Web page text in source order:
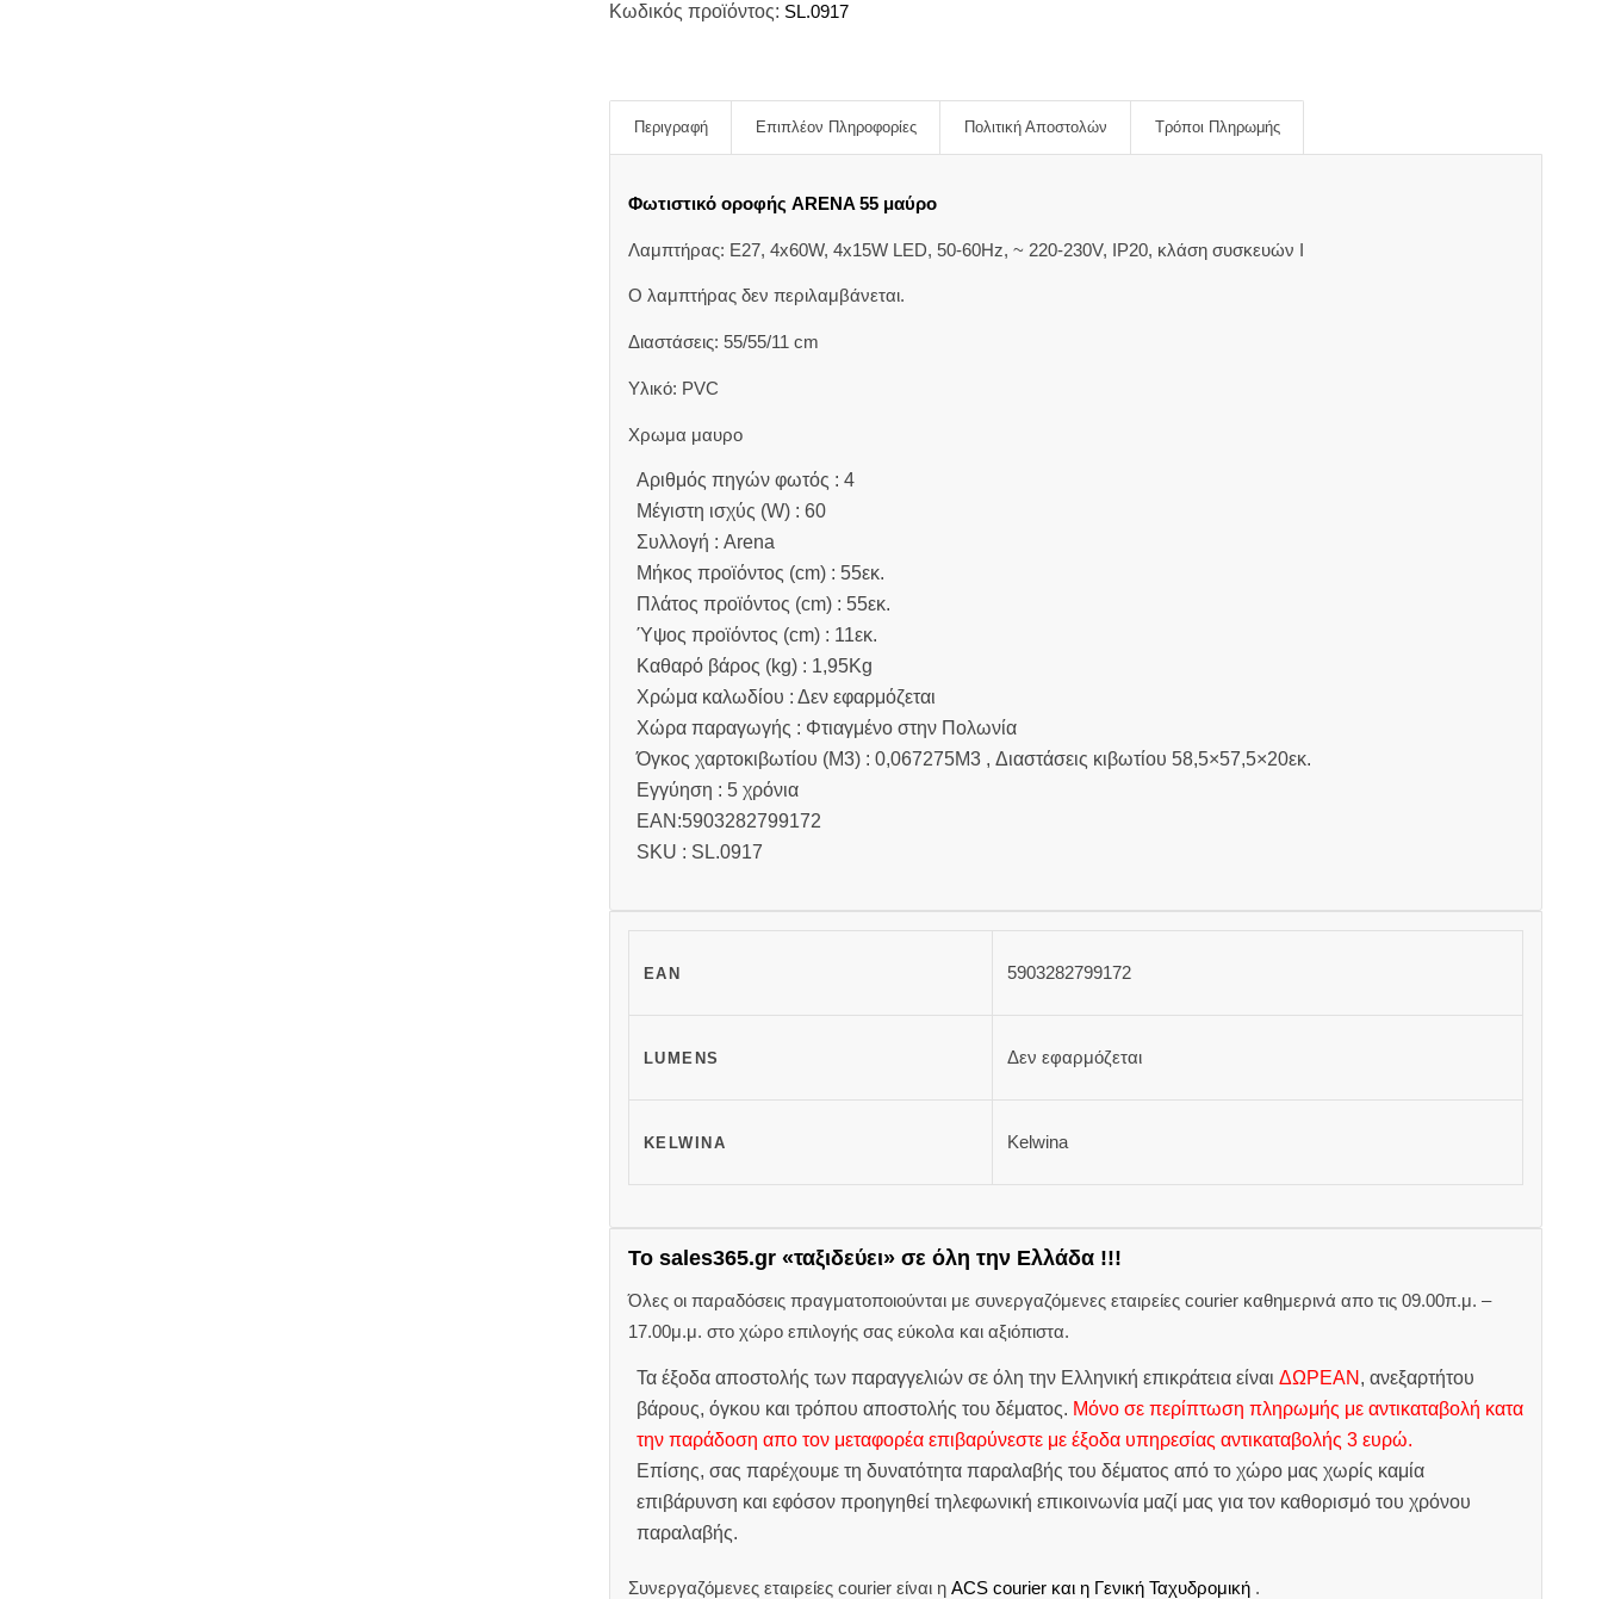
Κωδικός προϊόντος: SL.0917
Περιγραφή Επιπλέον Πληροφορίες Πολιτική Αποστολών Τρόποι Πληρωμής
Φωτιστικό οροφής ARENA 55 μαύρο
Λαμπτήρας: E27, 4x60W, 4x15W LED, 50-60Hz, ~ 220-230V, IP20, κλάση συσκευών Ι
Ο λαμπτήρας δεν περιλαμβάνεται.
Διαστάσεις: 55/55/11 cm
Υλικό: PVC
Χρωμα μαυρο
Αριθμός πηγών φωτός : 4
Μέγιστη ισχύς (W) : 60
Συλλογή : Arena
Μήκος προϊόντος (cm) : 55εκ.
Πλάτος προϊόντος (cm) : 55εκ.
Ύψος προϊόντος (cm) : 11εκ.
Καθαρό βάρος (kg) : 1,95Kg
Χρώμα καλωδίου : Δεν εφαρμόζεται
Χώρα παραγωγής : Φτιαγμένο στην Πολωνία
Όγκος χαρτοκιβωτίου (M3) : 0,067275M3 , Διαστάσεις κιβωτίου 58,5×57,5×20εκ.
Εγγύηση : 5 χρόνια
EAN:5903282799172
SKU : SL.0917
EAN 5903282799172
LUMENS Δεν εφαρμόζεται
KELWINA Kelwina
Το sales365.gr «ταξιδεύει» σε όλη την Ελλάδα !!!
Όλες οι παραδόσεις πραγματοποιούνται με συνεργαζόμενες εταιρείες courier καθημερινά απο τις 09.00π.μ. –
17.00μ.μ. στο χώρο επιλογής σας εύκολα και αξιόπιστα.
Τα έξοδα αποστολής των παραγγελιών σε όλη την Ελληνική επικράτεια είναι ΔΩΡΕΑΝ , ανεξαρτήτου
βάρους, όγκου και τρόπου αποστολής του δέματος. Μόνο σε περίπτωση πληρωμής με αντικαταβολή κατα
την παράδοση απο τον μεταφορέα επιβαρύνεστε με έξοδα υπηρεσίας αντικαταβολής 3 ευρώ.
Επίσης, σας παρέχουμε τη δυνατότητα παραλαβής του δέματος από το χώρο μας χωρίς καμία
επιβάρυνση και εφόσον προηγηθεί τηλεφωνική επικοινωνία μαζί μας για τον καθορισμό του χρόνου
παραλαβής.
Συνεργαζόμενες εταιρείες courier είναι η ACS courier και η Γενική Ταχυδρομική.